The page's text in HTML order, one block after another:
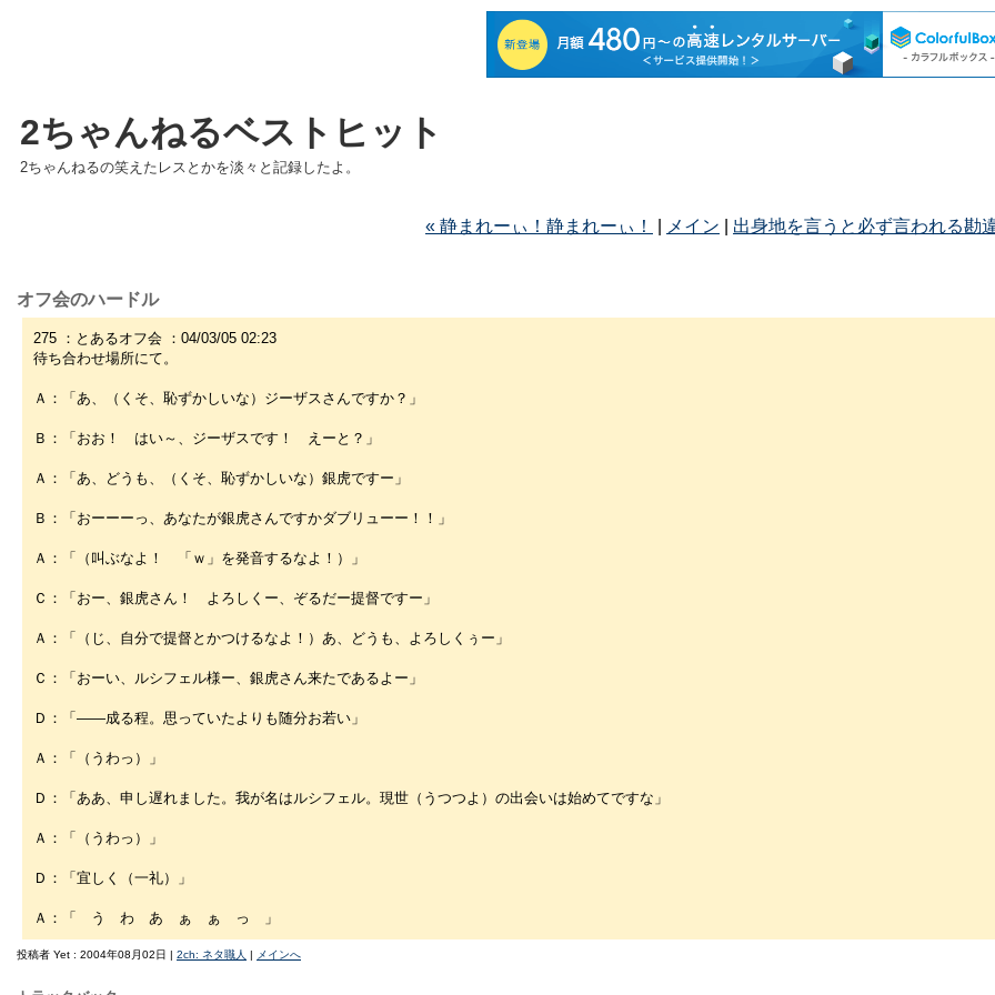
2ちゃんねるベストヒット
2ちゃんねるの笑えたレスとかを淡々と記録したよ。
« 静まれーぃ！静まれーぃ！ メイン 出身地を言うと必ず言われる勘
オフ会のハードル
275 ：とあるオフ会 ：04/03/05 02:23
待ち合わせ場所にて。
Ａ：「あ、（くそ、恥ずかしいな）ジーザスさんですか？」
Ｂ：「おお！ はい～、ジーザスです！ えーと？」
Ａ：「あ、どうも、（くそ、恥ずかしいな）銀虎ですー」
Ｂ：「おーーーっ、あなたが銀虎さんですかダブリューー！！」
Ａ：「（叫ぶなよ！ 「ｗ」を発音するなよ！）」
Ｃ：「おー、銀虎さん！ よろしくー、ぞるだー提督ですー」
Ａ：「（じ、自分で提督とかつけるなよ！）あ、どうも、よろしくぅー」
Ｃ：「おーい、ルシフェル様ー、銀虎さん来たであるよー」
Ｄ：「――成る程。思っていたよりも随分お若い」
Ａ：「（うわっ）」
Ｄ：「ああ、申し遅れました。我が名はルシフェル。現世（うつつよ）の出会いは始めてですな」
Ａ：「（うわっ）」
Ｄ：「宜しく（一礼）」
Ａ：「 う わ あ ぁ ぁ っ 」
投稿者 Yet : 2004年08月02日 | 2ch: ネタ職人 | メインへ